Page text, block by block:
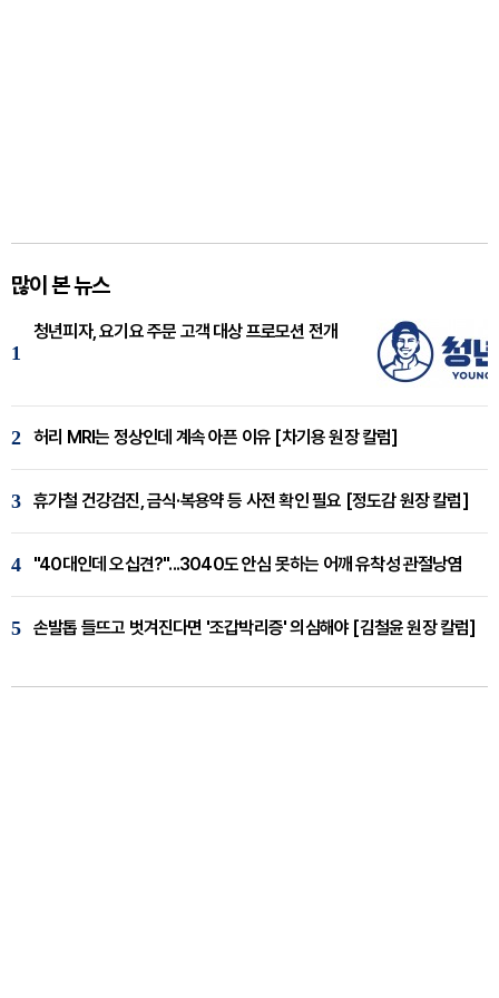
많이 본 뉴스
1
청년피자, 요기요 주문 고객 대상 프로모션 전개
2 허리 MRI는 정상인데 계속 아픈 이유 [차기용 원장 칼럼]
3 휴가철 건강검진, 금식·복용약 등 사전 확인 필요 [정도감 원장 칼럼]
4 "40대인데 오십견?"...3040도 안심 못하는 어깨 유착성 관절낭염
5 손발톱 들뜨고 벗겨진다면 '조갑박리증' 의심해야 [김철윤 원장 칼럼]